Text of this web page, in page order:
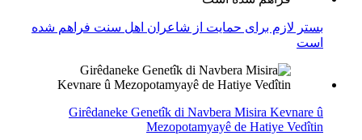
بستر لازم برای حمایت از شاعران اهل سنت فراهم شده
است
Girêdaneke Genetîk di Navbera Misira Kevnare û
Mezopotamyayê de Hatiye Vedîtin